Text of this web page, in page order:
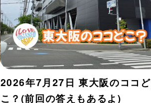
2026年7月27日 東大阪のココど
こ？(前回の答えもあるよ)